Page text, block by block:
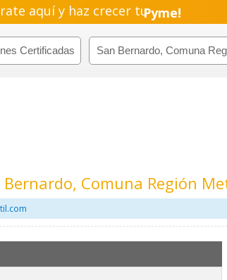
aquí y haz crecer tuPyme!
Comuna Región